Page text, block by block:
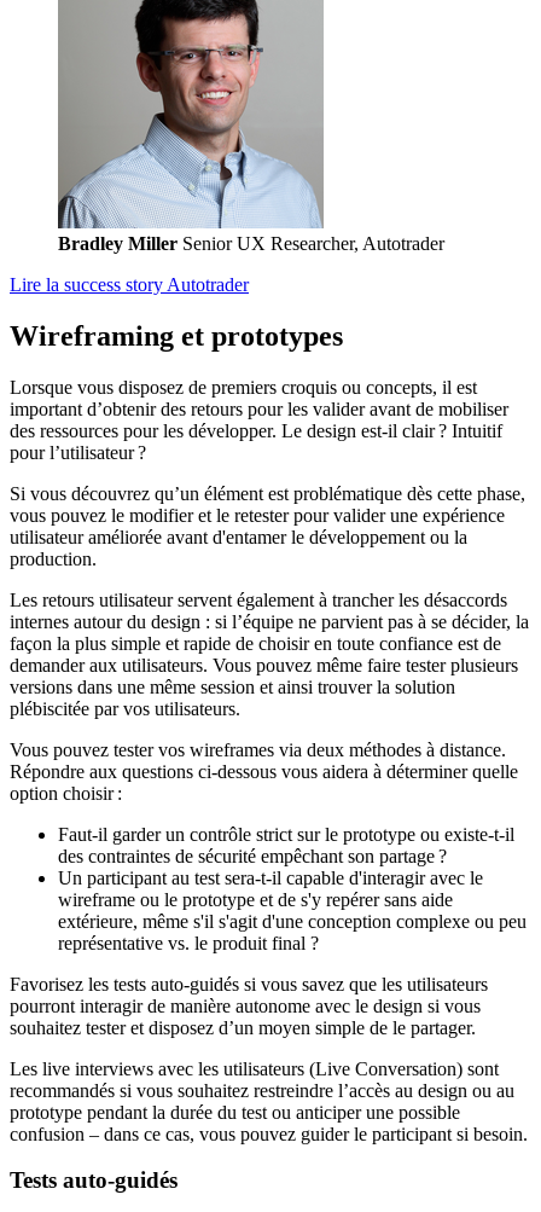
Bradley Miller Senior UX Researcher, Autotrader
Lire la success story Autotrader
Wireframing et prototypes
Lorsque vous disposez de premiers croquis ou concepts, il est
important d’obtenir des retours pour les valider avant de mobiliser
des ressources pour les développer. Le design est-il clair ? Intuitif
pour l’utilisateur ?
Si vous découvrez qu’un élément est problématique dès cette phase,
vous pouvez le modifier et le retester pour valider une expérience
utilisateur améliorée avant d'entamer le développement ou la
production.
Les retours utilisateur servent également à trancher les désaccords
internes autour du design : si l’équipe ne parvient pas à se décider, la
façon la plus simple et rapide de choisir en toute confiance est de
demander aux utilisateurs. Vous pouvez même faire tester plusieurs
versions dans une même session et ainsi trouver la solution
plébiscitée par vos utilisateurs.
Vous pouvez tester vos wireframes via deux méthodes à distance.
Répondre aux questions ci-dessous vous aidera à déterminer quelle
option choisir :
Faut‑il garder un contrôle strict sur le prototype ou existe‑t‑il
des contraintes de sécurité empêchant son partage ?
Un participant au test sera-t-il capable d'interagir avec le
wireframe ou le prototype et de s'y repérer sans aide
extérieure, même s'il s'agit d'une conception complexe ou peu
représentative vs. le produit final ?
Favorisez les tests auto‑guidés si vous savez que les utilisateurs
pourront interagir de manière autonome avec le design si vous
souhaitez tester et disposez d’un moyen simple de le partager.
Les live interviews avec les utilisateurs (Live Conversation) sont
recommandés si vous souhaitez restreindre l’accès au design ou au
prototype pendant la durée du test ou anticiper une possible
confusion – dans ce cas, vous pouvez guider le participant si besoin.
Tests auto‑guidés